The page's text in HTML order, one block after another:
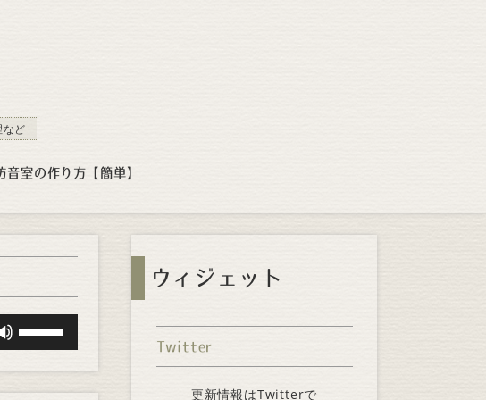
ど
音室の作り方【簡単】
Up/Down
Arrow
keys
ウィジェット
Twitter
更新情報はTwitterで